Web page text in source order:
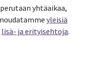
yhtäaikaa,
yleisiä
lisä- ja erityisehtoja.